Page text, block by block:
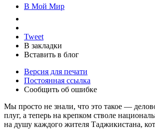
В Мой Мир
Tweet
В закладки
Вставить в блог
Версия для печати
Постоянная ссылка
Сообщить об ошибке
Мы просто не знали, что это такое —
плуг, а теперь на крепком стволе
на душу каждого жителя Таджикистана,